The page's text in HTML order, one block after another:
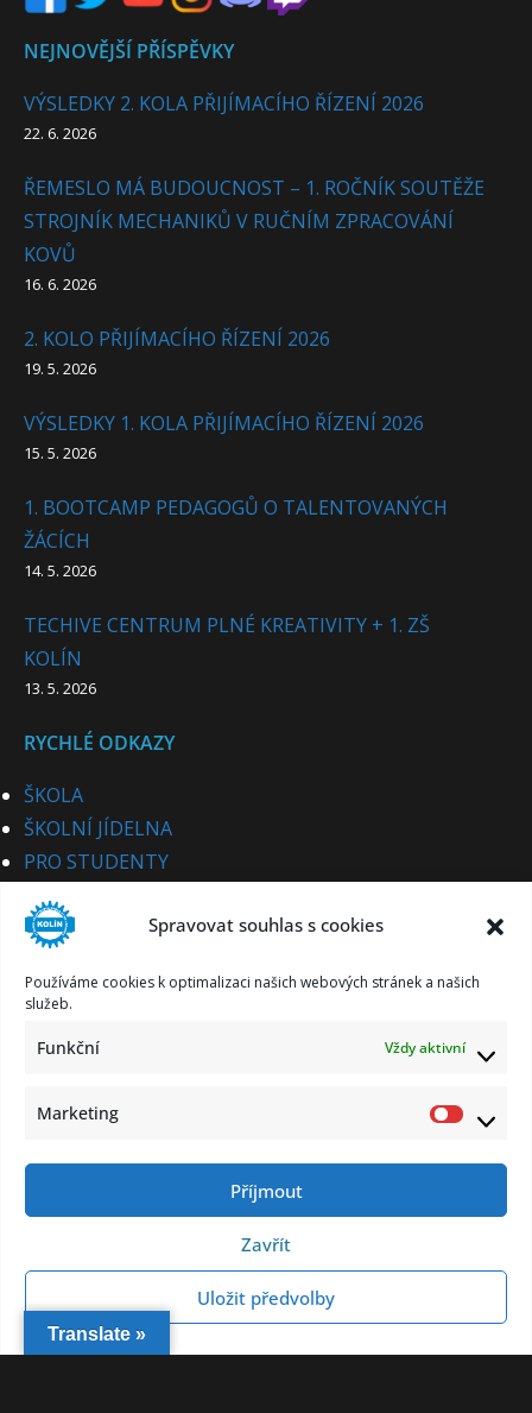
Spravovat souhlas s cookies
Používáme cookies k optimalizaci našich webových stránek a našich
služeb.
Funkční Vždy aktivní
Marketing
Příjmout
Zavřít
Uložit předvolby
NEJNOVĚJŠÍ PŘÍSPĚVKY
VÝSLEDKY 2. KOLA PŘIJÍMACÍHO ŘÍZENÍ 2026
22. 6. 2026
ŘEMESLO MÁ BUDOUCNOST – 1. ROČNÍK SOUTĚŽE
STROJNÍK MECHANIKŮ V RUČNÍM ZPRACOVÁNÍ
KOVŮ
16. 6. 2026
2. KOLO PŘIJÍMACÍHO ŘÍZENÍ 2026
19. 5. 2026
VÝSLEDKY 1. KOLA PŘIJÍMACÍHO ŘÍZENÍ 2026
15. 5. 2026
1. BOOTCAMP PEDAGOGŮ O TALENTOVANÝCH
ŽÁCÍCH
14. 5. 2026
TECHIVE CENTRUM PLNÉ KREATIVITY + 1. ZŠ
KOLÍN
13. 5. 2026
RYCHLÉ ODKAZY
ŠKOLA
ŠKOLNÍ JÍDELNA
PRO STUDENTY
PRO UCHAZEČE
STUDIJNÍ OBORY
PRO PARTNERY
KONTAKT
Zásady ochrany osobních údajů
Všechna práva vyhrazena © 2026
Vytvořeno na základěColorMag Proby ThemeGrill.
Translate »